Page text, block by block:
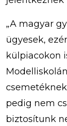
„A magyar
ügyesek,
külpiacokon
pedig nem
biztosítunk